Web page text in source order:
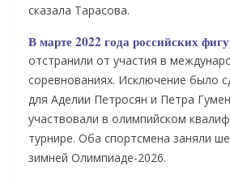
сказала Тарасова.
В марте 2022 года российских
отстранили от участия в
соревнованиях. Исключение было
для Аделии Петросян и Петра
участвовали в олимпийском
турнире. Оба спортсмена заняли
зимней Олимпиаде-2026.